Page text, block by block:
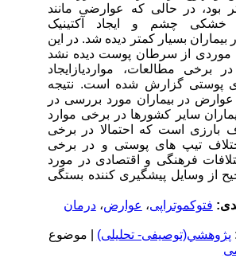
بود، در حالی که عوارضی مانند
خشکی چشم و ایجاد آکتینیک
بسیار کمتر دیده شد. در این
موردی از سرطان پوست دیده نشد
برخی مطالعات، مواردیازایجاد
گزارش شده است. نتیجه
در بیماران مورد بررسی در
سایر کشورها در برخی موارد
بارزی است که احتمالا در برخی
تیپ های پوستی و در برخی
فرهنگی و اقتصادی در مورد
از وسایل پیشگیری کننده بستگی
فتوکموتراپی،عوارض،درمان
تحلیلی) | موضوع